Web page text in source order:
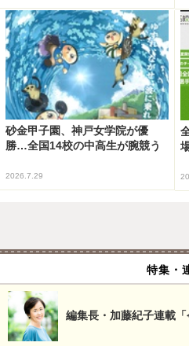
砂金甲子園、神戸女学院が優
勝…全国14校の中高生が腕競う
2026.7.29
特集・
編集長・加藤紀子連載「